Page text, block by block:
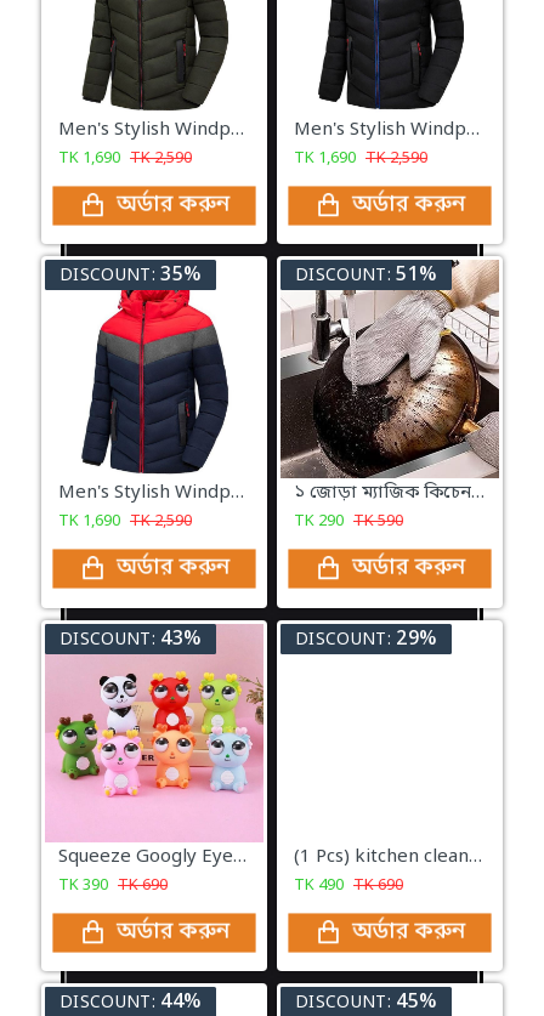
Men's Stylish Windproof Padding Hudies Jacket (Olive)
TK 1,690 TK2,590
অর্ডার করুন
Men's Stylish Windproof Padding Hudies Jacket (Black & Blue)
TK 1,690 TK2,590
অর্ডার করুন
DISCOUNT: 35%
Men's Stylish Windproof Padding Hudies Jacket (Red & Blue)
TK 1,690 TK2,590
অর্ডার করুন
DISCOUNT: 51%
১ জোড়া ম্যাজিক কিচেন গ্লোভস | Magic Kitchen Hand Gloves
TK 290 TK590
অর্ডার করুন
DISCOUNT: 43%
Squeeze Googly Eye dragon doll vent toy
TK390 TK690
অর্ডার করুন
DISCOUNT: 29%
(1 Pcs) kitchen cleaner spray Foam Cleaning Spray 500ml Easy Cleaning
TK 490 TK690
অর্ডার করুন
DISCOUNT: 44% DISCOUNT: 45%